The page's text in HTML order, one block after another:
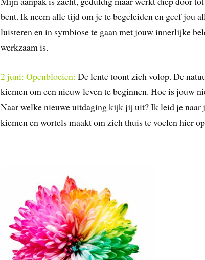
bent. Ik neem alle tijd om je te begeleiden en geef jou
luisteren en in symbiose te gaan met jouw innerlijke
werkzaam is.
2 juni: Openbloeien: De lente toont zich volop. De
kiemen om een nieuw leven te beginnen. Hoe is jouw
Naar welke nieuwe uitdaging kijk jij uit? Ik leid je naar
kiemen en wortels maakt om zich thuis te voelen hier